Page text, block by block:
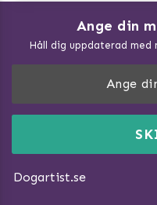
Ange din
Håll dig uppdaterad med
Dogartist.se
DogArtist.se drivs av:
E-post:info@dogartist.se
Vad kan hundar äta?
Träna Nose Work hemma
Så gör du promenaden